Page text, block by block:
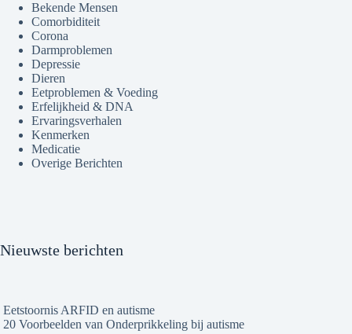
Bekende Mensen
Comorbiditeit
Corona
Darmproblemen
Depressie
Dieren
Eetproblemen & Voeding
Erfelijkheid & DNA
Ervaringsverhalen
Kenmerken
Medicatie
Overige Berichten
Nieuwste berichten
Eetstoornis ARFID en autisme
20 Voorbeelden van Onderprikkeling bij autisme